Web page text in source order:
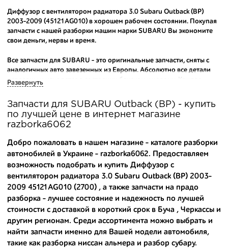
Диффузор с вентилятором радиатора 3.0 Subaru Outback (BP)
2003-2009 (45121AG010) в хорошем рабочем состоянии. Покупая
запчасти с нашей разборки машин марки SUBARU Вы экономите
свои деньги, нервы и время.
Все запчасти для SUBARU - это оригинальные запчасти, сняты с
аналогичных авто завезенных из Европы. Абсолютно все детали
исправны и находятся в состоянии близком к новому. Каждая
производителя.
Вашему вниманию предлагаем широкий ассортимент
автозапчастей дляSUBARU Outback (BP) 2003-2009
популярных марок. Мы продаем оригинальные и
высококачественные запчасти, отказываясь от контрафактных
аналогов.
Многие наши оптовые клиенты рекомендуют именно нашу
разборку как надежного и проверенного продавца. Если вам
требуется приобрести оптовую партию деталей для японских
автомобилей, то консультанты нашего интернет-магазина
подберут вам товар и укомплектуют партию. Также мы поможем с
правильным выбором по каталогу автозапчастей.
Купить комплектующие для авто с разборки – хорошее решение.
Развернуть
Запчасти для SUBARU Outback (BP) - купить
по лучшей цене в интернет магазине
razborka6062
Добро пожаловать в нашем магазине - каталоге разборки
автомобилей в Украине - razborka6062. Предоставляем
возможность подобрать и купить Диффузор с
вентилятором радиатора 3.0 Subaru Outback (BP) 2003-
2009 45121AG010 (2700) , а также запчасти на прадо
разборка - лучшее состояние и надежность по лучшей
стоимости с доставкой в короткий срок в Буча , Черкассы и
другим регионам. Среди ассортимента можно выбрать и
найти запчасти именно для Вашей модели автомобиля,
такие как разборка ниссан альмера и разбор субару.